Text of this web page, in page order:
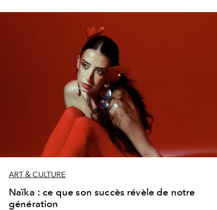
aussi séduisante qu’interrogative, qui ravive subtilement
la question du retour en grâce du rappeur bruxellois.
ART & CULTURE
Naïka : ce que son succès révèle de notre
génération